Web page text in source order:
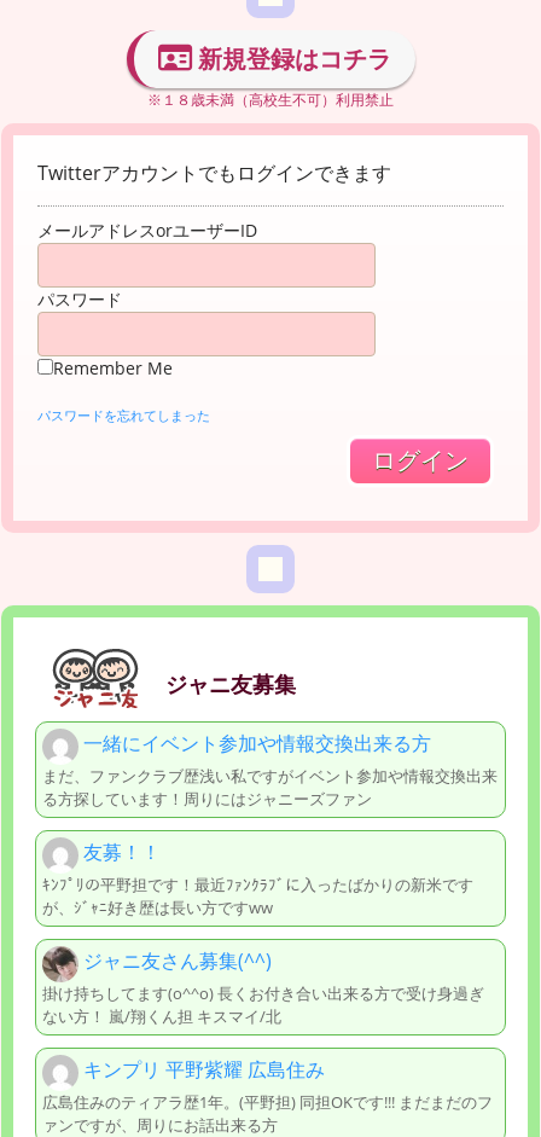
新規登録はコチラ
※１８歳未満（高校生不可）利用禁止
Twitterアカウントでもログインできます
メールアドレスorユーザーID
パスワード
Remember Me
パスワードを忘れてしまった
ジャニ友募集
一緒にイベント参加や情報交換出来る方
まだ、ファンクラブ歴浅い私ですがイベント参加や情報交換出来
る方探しています！周りにはジャニーズファン
友募！！
ｷﾝﾌﾟﾘの平野担です！最近ﾌｧﾝｸﾗﾌﾞに入ったばかりの新米です
が、ｼﾞｬﾆ好き歴は長い方ですww
ジャニ友さん募集(^^)
掛け持ちしてます(o^^o) 長くお付き合い出来る方で受け身過ぎ
ない方！ 嵐/翔くん担 キスマイ/北
キンプリ 平野紫耀 広島住み
広島住みのティアラ歴1年。(平野担) 同担OKです!!! まだまだのフ
ァンですが、周りにお話出来る方